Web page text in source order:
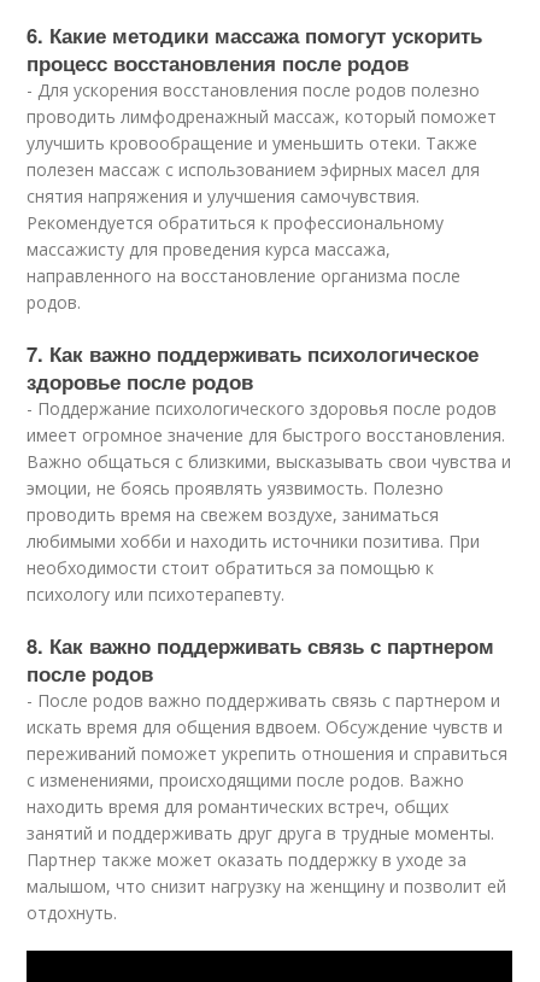
6. Какие методики массажа помогут ускорить
процесс восстановления после родов
- Для ускорения восстановления после родов полезно
проводить лимфодренажный массаж, который поможет
улучшить кровообращение и уменьшить отеки. Также
полезен массаж с использованием эфирных масел для
снятия напряжения и улучшения самочувствия.
Рекомендуется обратиться к профессиональному
массажисту для проведения курса массажа,
направленного на восстановление организма после
родов.
7. Как важно поддерживать психологическое
здоровье после родов
- Поддержание психологического здоровья после родов
имеет огромное значение для быстрого восстановления.
Важно общаться с близкими, высказывать свои чувства и
эмоции, не боясь проявлять уязвимость. Полезно
проводить время на свежем воздухе, заниматься
любимыми хобби и находить источники позитива. При
необходимости стоит обратиться за помощью к
психологу или психотерапевту.
8. Как важно поддерживать связь с партнером
после родов
- После родов важно поддерживать связь с партнером и
искать время для общения вдвоем. Обсуждение чувств и
переживаний поможет укрепить отношения и справиться
с изменениями, происходящими после родов. Важно
находить время для романтических встреч, общих
занятий и поддерживать друг друга в трудные моменты.
Партнер также может оказать поддержку в уходе за
малышом, что снизит нагрузку на женщину и позволит ей
отдохнуть.